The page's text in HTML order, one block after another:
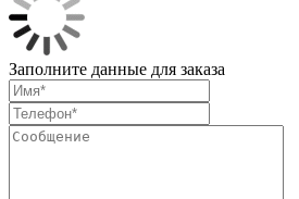
Заполните данные для заказа